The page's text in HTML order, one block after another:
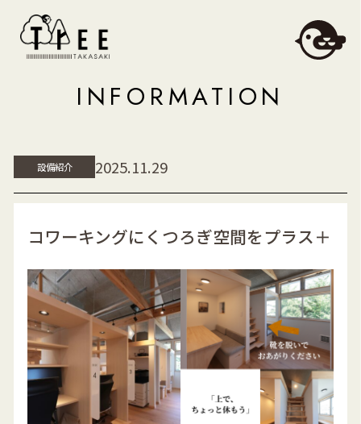
INFORMATION
設備紹介 2025.11.29
コワーキングにくつろぎ空間をプラス＋